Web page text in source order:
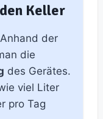
Keller
der
die
des Gerätes.
viel Liter
pro Tag